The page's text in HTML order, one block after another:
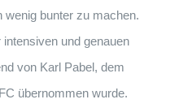
wenig bunter zu machen.
und genauen
von Karl Pabel, dem
übernommen wurde.